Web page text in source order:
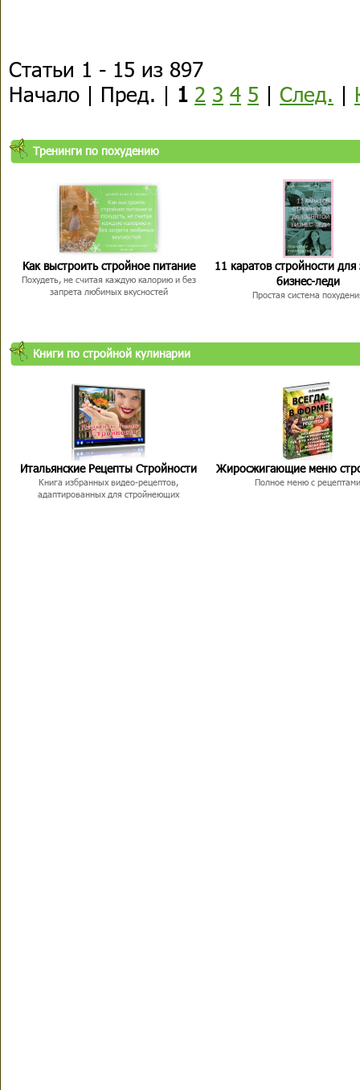
Статьи 1 - 15 из 897
Начало | Пред. | 1 2 3 4 5 | След. |
Тренинги по похудению
Как выстроить стройное питание
Похудеть, не считая каждую калорию и без
запрета любимых вкусностей
11 каратов стройности для
бизнес-леди
Простая система
Книги по стройной кулинарии
Итальянские Рецепты Стройности
Книга избранных видео-рецептов,
адаптированных для стройнеющих
Жиросжигающие меню
Полное меню с рецептами